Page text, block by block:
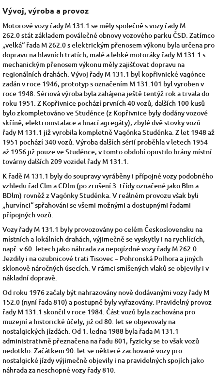
Vývoj, výroba a provoz
Motorové vozy řady M 131.1 se měly společně svozy řady M
262.0stát základem poválečné obnovy vozového parku ČSD. Zatímco
„velká“ řada M 262.0 s elektrickým přenosem výkonu byla určena pro
dopravu na hlavních tratích, malé a lehké motoráky řady M 131.1 s
mechanickým přenosem výkonu měly zajišťovat dopravu na
regionálních drahách. Vývoj řady M 131.1 byl kopřivnickévagónce
zadán v roce 1946, prototyp s označením M 131.101 byl vyroben v
roce 1948. Sériová výroba byla zahájena ještě tentýž rok a trvala do
roku 1951. Z Kopřivnice pochází prvních 40 vozů, dalších 100 kusů
bylo zkompletováno veStudénce (z Kopřivnice byly dodány vozové
skříně, elektroinstalace a hnací agregáty), zbylé dvě stovky vozů
řady M 131.1 již vyrobila kompletně Vagónka Studénka. Z let 1948 až
1951 pochází 340 vozů. Výroba dalších sérií proběhla v letech 1954
až 1956 již pouze ve Studénce, v tomto období opustilo brány místní
továrny dalších 209 vozidel řady M 131.1.
K řadě M 131.1 byly do soupravy vyráběny i přípojné vozy podobného
vzhledu řad Clm a CDlm (po zrušení 3. třídy označené jako Blm a
BDlm) rovněž z Vagónky Studénka. V reálném provozu však byli
„hurvínci“ spřahováni se všemi možnými a dostupnými řadami
přípojných vozů.
Vozy řady M 131.1 byly provozovány po celém Československu na
místních a lokálních drahách, výjimečně se vyskytly i na rychlících,
např. v 60. letech jako náhrada za nepojízdné vozy řady M 262.0.
Jezdily i na ozubnicové trati Tisovec – Pohronská Polhora a jiných
sklonově náročných úsecích. V rámci smíšených vlaků se objevily i v
nákladní dopravě.
Od roku 1976začaly být nahrazovány nově dodávanými vozy řady M
152.0 (nyní řada 810) a postupně byly vyřazovány. Pravidelný provoz
řady M 131.1 skončil v roce 1984. Část vozů byla zachována pro
muzejní a historické účely, již od 80. let se objevovaly na
nostalgických jízdách. Od 1. ledna 1988 byla řada M 131.1
administrativně přeznačena na řadu 801, fyzicky se to však vozů
nedotklo. Začátkem 90. let se některé zachované vozy pro
nostalgické jízdy výjimečně objevily i na pravidelných spojích jako
náhrada za neschopné vozy řady 810.